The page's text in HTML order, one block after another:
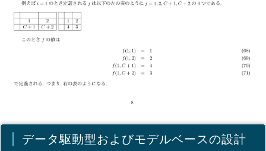
データ駆動型およびモデルベースの設計